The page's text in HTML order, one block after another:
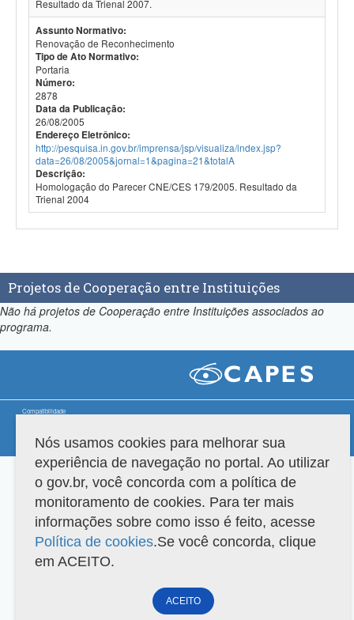
Resultado da Trienal 2007.
Assunto Normativo:
Renovação de Reconhecimento
Tipo de Ato Normativo:
Portaria
Número:
2878
Data da Publicação:
26/08/2005
Endereço Eletrônico:
http://pesquisa.in.gov.br/imprensa/jsp/visualiza/index.jsp?
data=26/08/2005&jornal=1&pagina=21&totalA
Descrição:
Homologação do Parecer CNE/CES 179/2005. Resultado da
Trienal 2004
Projetos de Cooperação entre Instituições
Não há projetos de Cooperação entre Instituições associados ao
programa.
Compatibilidade
Versão do sistema: 3.88.9 Copyright 2022 Capes. Todos os direitos reservados.
Nós usamos cookies para melhorar sua
experiência de navegação no portal. Ao utilizar
o gov.br, você concorda com a política de
monitoramento de cookies. Para ter mais
informações sobre como isso é feito, acesse
Política de cookies.Se você concorda, clique
em ACEITO.
ACEITO